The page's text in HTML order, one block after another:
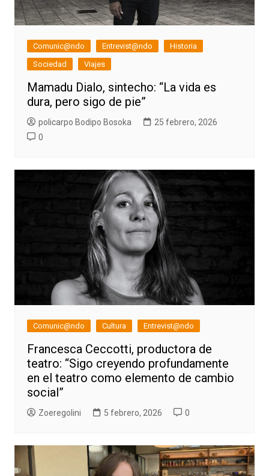
Comunic@ndo Entrevist@ndo
Historia
Sociedad
Viajes
Mamadu Dialo, sintecho: “La vida es
dura, pero sigo de pie”
policarpo Bodipo Bosoka
25 febrero, 2026
0
Comunic@ndo Cultura Entrevist@ndo
Francesca Ceccotti, productora de
teatro: “Sigo creyendo profundamente
en el teatro como elemento de cambio
social”
Zoeregolini 5 febrero, 2026 0